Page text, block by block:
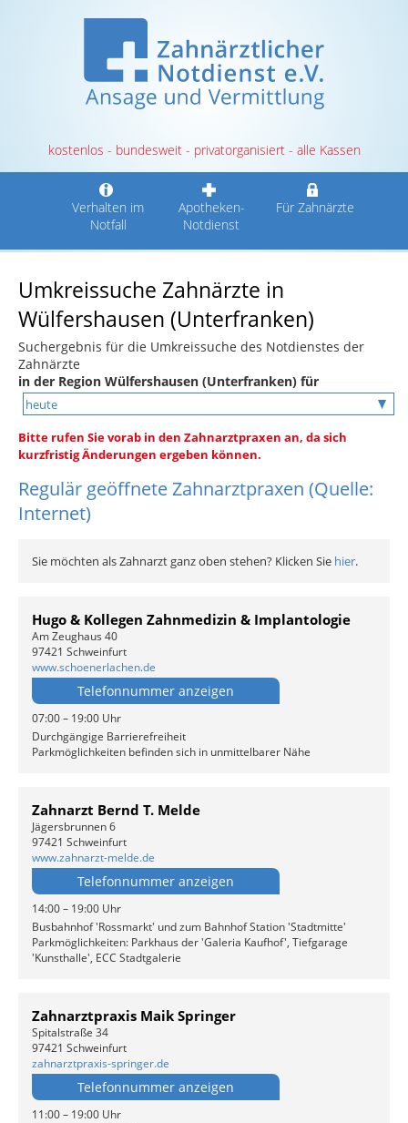
kostenlos - bundesweit - privatorganisiert - alle Kassen
Verhalten im
Notfall
Apotheken-
Notdienst
Für Zahnärzte
Umkreissuche Zahnärzte in
Wülfershausen (Unterfranken)
Suchergebnis für die Umkreissuche des Notdienstes der
Zahnärzte
in der Region Wülfershausen (Unterfranken) für
Bitte rufen Sie vorab in den Zahnarztpraxen an, da sich
kurzfristig Änderungen ergeben können.
Regulär geöffnete Zahnarztpraxen (Quelle:
Internet)
Sie möchten als Zahnarzt ganz oben stehen? Klicken Sie hier.
Hugo & Kollegen Zahnmedizin & Implantologie
Am Zeughaus 40
97421 Schweinfurt
www.schoenerlachen.de
Telefonnummer anzeigen
07:00 – 19:00 Uhr
Durchgängige Barrierefreiheit
Parkmöglichkeiten befinden sich in unmittelbarer Nähe
Zahnarzt Bernd T. Melde
Jägersbrunnen 6
97421 Schweinfurt
www.zahnarzt-melde.de
Telefonnummer anzeigen
14:00 – 19:00 Uhr
Busbahnhof 'Rossmarkt' und zum Bahnhof Station 'Stadtmitte'
Parkmöglichkeiten: Parkhaus der 'Galeria Kaufhof', Tiefgarage
'Kunsthalle', ECC Stadtgalerie
Zahnarztpraxis Maik Springer
Spitalstraße 34
97421 Schweinfurt
zahnarztpraxis-springer.de
Telefonnummer anzeigen
11:00 – 19:00 Uhr